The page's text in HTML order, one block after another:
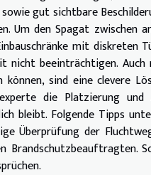
gut sichtbare
Um den Spagat zwischen
mit diskreten
nicht beeinträchtigen. Auch
sind eine clevere
die Platzierung und
bleibt. Folgende Tipps
Überprüfung der
Brandschutzbeauftragten.